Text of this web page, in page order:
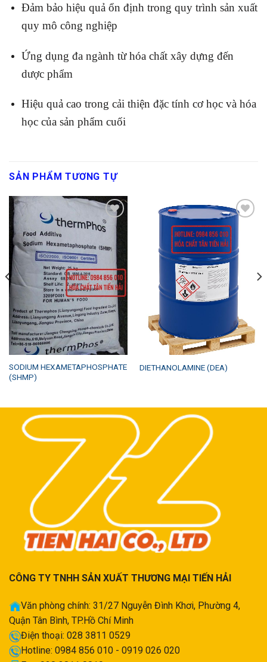
Đảm bảo hiệu quả ổn định trong quy trình sản xuất
quy mô công nghiệp
Ứng dụng đa ngành từ hóa chất xây dựng đến
dược phẩm
Hiệu quả cao trong cải thiện đặc tính cơ học và hóa
học của sản phẩm cuối
SẢN PHẨM TƯƠNG TỰ
Add to
wishlist
SODIUM HEXAMETAPHOSPHATE
(SHMP)
Add to
wishlist
DIETHANOLAMINE (DEA)
CÔNG TY TNHH SẢN XUẤT THƯƠNG MẠI TIẾN HẢI
Văn phòng chính: 31/27 Nguyễn Đình Khơi, Phường 4,
Quận Tân Bình, TP.Hồ Chí Minh
Điện thoại: 028 3811 0529
Hotline: 0984 856 010 - 0919 026 020